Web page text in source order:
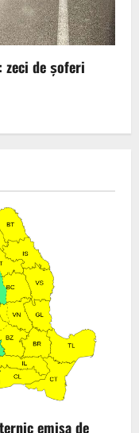
zeci de șoferi
emisa de